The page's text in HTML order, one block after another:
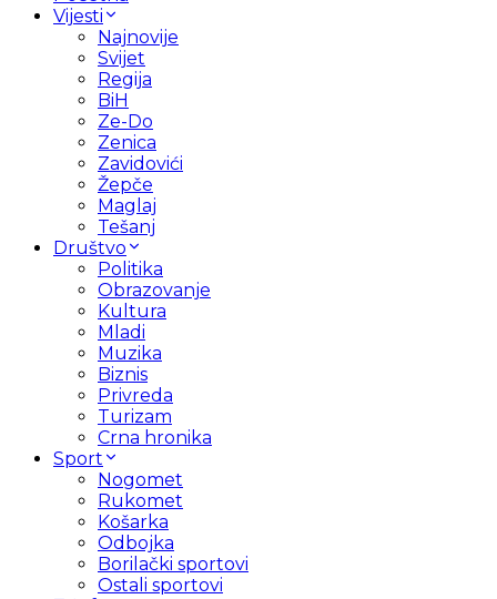
Vijesti
Najnovije
Svijet
Regija
BiH
Ze-Do
Zenica
Zavidovići
Žepče
Maglaj
Tešanj
Društvo
Politika
Obrazovanje
Kultura
Mladi
Muzika
Biznis
Privreda
Turizam
Crna hronika
Sport
Nogomet
Rukomet
Košarka
Odbojka
Borilački sportovi
Ostali sportovi